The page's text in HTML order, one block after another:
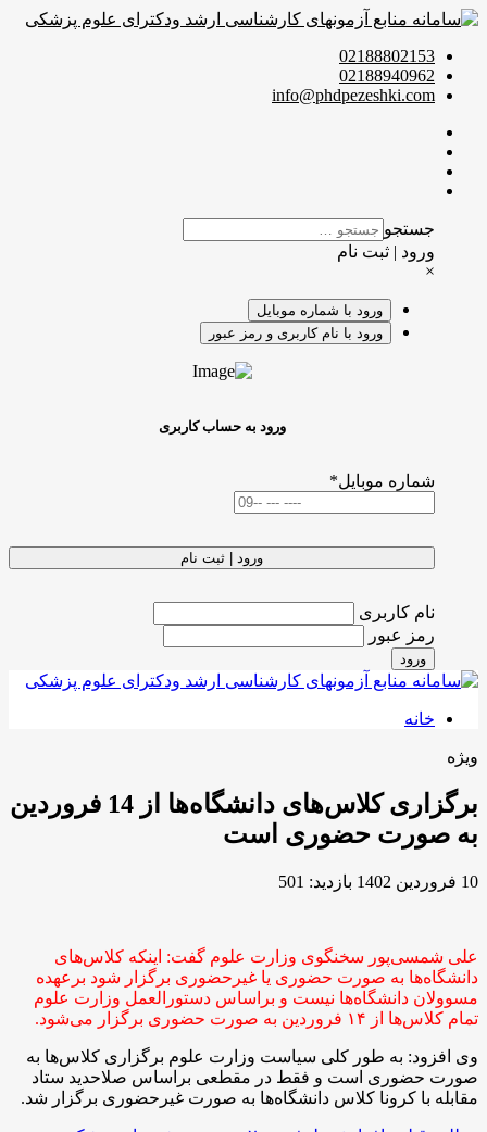
02188802153
02188940962
info@phdpezeshki.com
جستجو
ورود | ثبت نام
×
ورود با شماره موبایل
ورود با نام کاربری و رمز عبور
ورود به حساب کاربری
شماره موبایل*
ورود | ثبت نام
نام کاربری
رمز عبور
ورود
خانه
ویژه
برگزاری کلاس‌های دانشگاه‌ها از 14 فروردین
به صورت حضوری است
10 فروردين 1402 بازدید: 501
علی شمسی‌پور سخنگوی وزارت علوم گفت: اینکه کلاس‌های
دانشگاه‌ها به صورت حضوری یا غیرحضوری برگزار شود برعهده
مسوولان دانشگاه‌ها نیست و براساس دستورالعمل وزارت علوم
تمام کلاس‌ها از ۱۴ فروردین به صورت حضوری برگزار می‌شود.
وی افزود: به طور کلی سیاست وزارت علوم برگزاری کلاس‌ها به
صورت حضوری است و فقط در مقطعی براساس صلاحدید ستاد
مقابله با کرونا کلاس دانشگاه‌ها به صورت غیرحضوری برگزار شد.